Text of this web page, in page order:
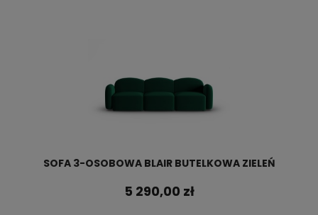
SOFA 3-OSOBOWA BLAIR BUTELKOWA ZIELEŃ
5 290,00 zł